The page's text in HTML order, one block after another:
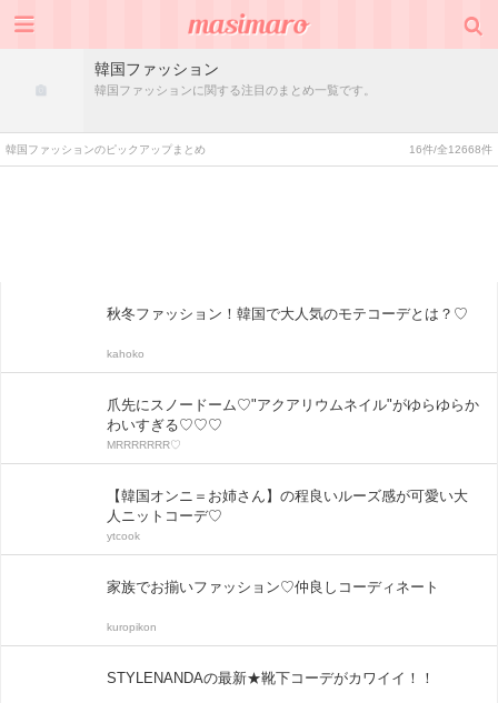
韓国ファッション
韓国ファッションに関する注目のまとめ一覧です。
韓国ファッションのピックアップまとめ 16件/全12668件
秋冬ファッション！韓国で大人気のモテコーデとは？♡
kahoko
爪先にスノードーム♡"アクアリウムネイル"がゆらゆらか
わいすぎる♡♡♡
MRRRRRRR♡
【韓国オンニ＝お姉さん】の程良いルーズ感が可愛い大
人ニットコーデ♡
ytcook
家族でお揃いファッション♡仲良しコーディネート
kuropikon
STYLENANDAの最新★靴下コーデがカワイイ！！